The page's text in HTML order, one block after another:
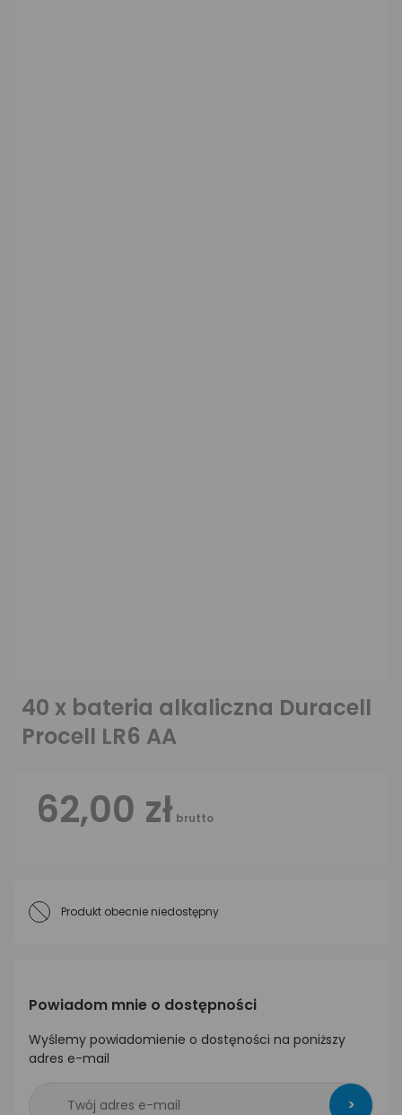
40 x bateria alkaliczna Duracell
Procell LR6 AA
62,00 zł brutto
Produkt obecnie niedostępny
Powiadom mnie o dostępności
Wyślemy powiadomienie o dostęności na poniższy
adres e-mail
>